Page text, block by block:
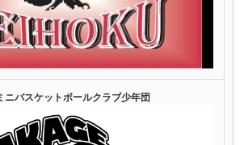
ニバスケットボールクラブ少年団